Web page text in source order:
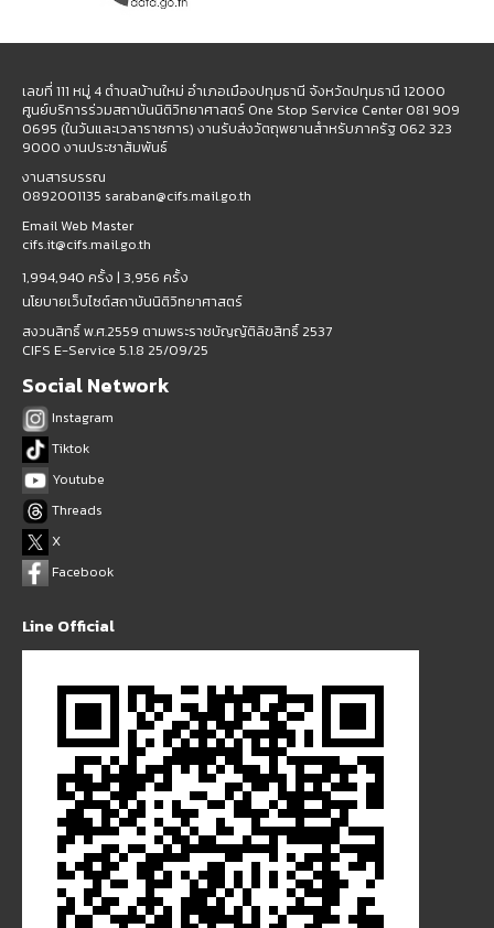
เลขที่ 111 หมู่ 4 ตำบลบ้านใหม่ อำเภอเมืองปทุมธานี จังหวัดปทุมธานี 12000
ศูนย์บริการร่วมสถาบันนิติวิทยาศาสตร์ One Stop Service Center 081 909
0695 (ในวันและเวลาราชการ) งานรับส่งวัตถุพยานสำหรับภาครัฐ 062 323
9000 งานประชาสัมพันธ์
งานสารบรรณ
0892001135 saraban@cifs.mail.go.th
Email Web Master
cifs.it@cifs.mail.go.th
1,994,940 ครั้ง | 3,956 ครั้ง
นโยบายเว็บไซต์สถาบันนิติวิทยาศาสตร์
สงวนสิทธิ์ พ.ศ.2559 ตามพระราชบัญญัติลิขสิทธิ์ 2537
CIFS E-Service 5.1.8 25/09/25
Social Network
Instagram
Tiktok
Youtube
Threads
X
Facebook
Line Official